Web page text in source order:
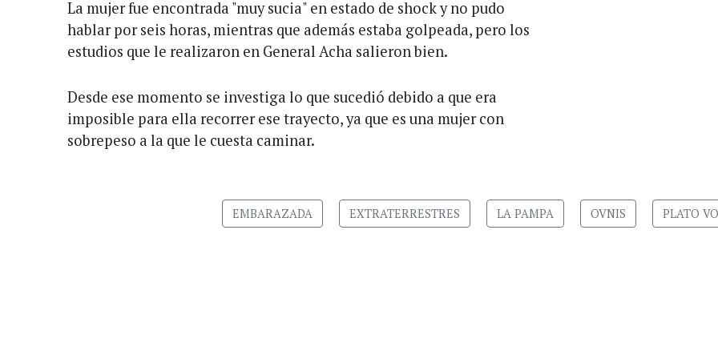
La mujer fue encontrada "muy sucia" en estado de shock y no pudo
hablar por seis horas, mientras que además estaba golpeada, pero los
estudios que le realizaron en General Acha salieron bien.
Desde ese momento se investiga lo que sucedió debido a que era
imposible para ella recorrer ese trayecto, ya que es una mujer con
sobrepeso a la que le cuesta caminar.
EMBARAZADA EXTRATERRESTRES LA PAMPA OVNIS PLATO